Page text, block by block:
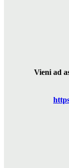
Vieni ad